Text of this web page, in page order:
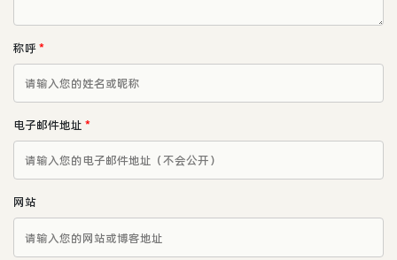
称呼*
电子邮件地址 *
网站